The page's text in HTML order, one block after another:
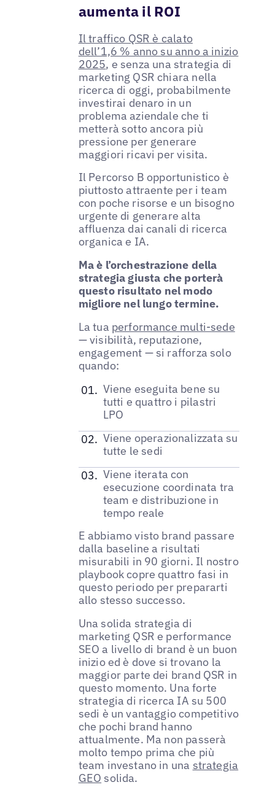
aumenta il ROI
Il traffico QSR è calato
dell’1,6 % anno su anno a inizio
2025, e senza una strategia di
marketing QSR chiara nella
ricerca di oggi, probabilmente
investirai denaro in un
problema aziendale che ti
metterà sotto ancora più
pressione per generare
maggiori ricavi per visita.
Il Percorso B opportunistico è
piuttosto attraente per i team
con poche risorse e un bisogno
urgente di generare alta
affluenza dai canali di ricerca
organica e IA.
Ma è l’orchestrazione della
strategia giusta che porterà
questo risultato nel modo
migliore nel lungo termine.
La tua performance multi-sede
— visibilità, reputazione,
engagement — si rafforza solo
quando:
Viene eseguita bene su
tutti e quattro i pilastri
LPO
Viene operazionalizzata su
tutte le sedi
Viene iterata con
esecuzione coordinata tra
team e distribuzione in
tempo reale
E abbiamo visto brand passare
dalla baseline a risultati
misurabili in 90 giorni. Il nostro
playbook copre quattro fasi in
questo periodo per prepararti
allo stesso successo.
Una solida strategia di
marketing QSR e performance
SEO a livello di brand è un buon
inizio ed è dove si trovano la
maggior parte dei brand QSR in
questo momento. Una forte
strategia di ricerca IA su 500
sedi è un vantaggio competitivo
che pochi brand hanno
attualmente. Ma non passerà
molto tempo prima che più
team investano in una strategia
GEO solida.